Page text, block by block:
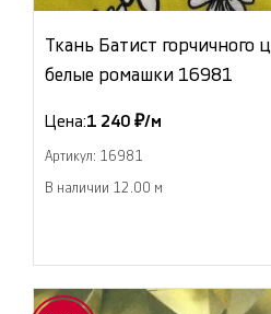
Ткань Батист горчичного
белые ромашки 16981
Цена:1 240 ₽/м
Артикул: 16981
В наличии 12.00 м